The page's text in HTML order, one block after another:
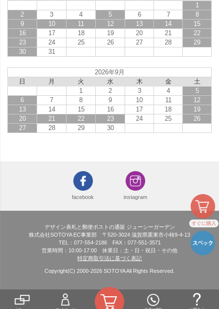
すぐに購入
1
2
3 4 5 6 7
8
9
10 11 12 13 14
15
16
17 18 19 20 21
22
23
24 25 26 27 28
29
30
31
2026年9月
日
月 火 水 木 金
土
1
2 3 4
5
6
7 8 9 10 11
12
13
14 15 16 17 18
19
20
21 22 23 24 25
26
27
28 29 30
facebook instagram
デザイン表札と郵便ポストの通販 ジューシーガーデン
株式会社SOTOYA EC事業部 〒520-3024 滋賀県栗東市小柿9-4-13
TEL：077-554-2186 FAX：077-551-3571
営業時間：10:00-17:00 休業日：土・日・祝日・その他
特定商取引法に基づく表記
Copyright(C) 2000-2026 SOTOYA All Rights Reserved.